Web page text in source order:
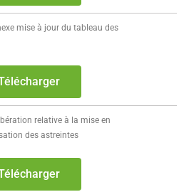
mise à jour du tableau des
relative à la mise en
des astreintes